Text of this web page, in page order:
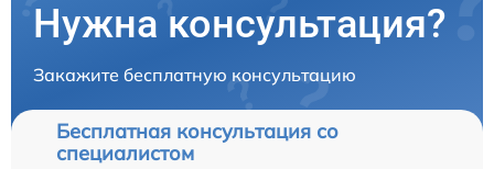
Нужна консультация?
Закажите бесплатную консультацию
Бесплатная консультация со
специалистом